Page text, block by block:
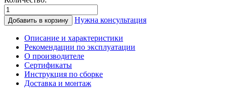
Количество
товара
Дымоход
котла
нерж.,
130/180мм,
Добавить в корзину Нужна консультация
Описание и характеристики
Рекомендации по эксплуатации
О производителе
Сертификаты
Инструкция по сборке
Доставка и монтаж